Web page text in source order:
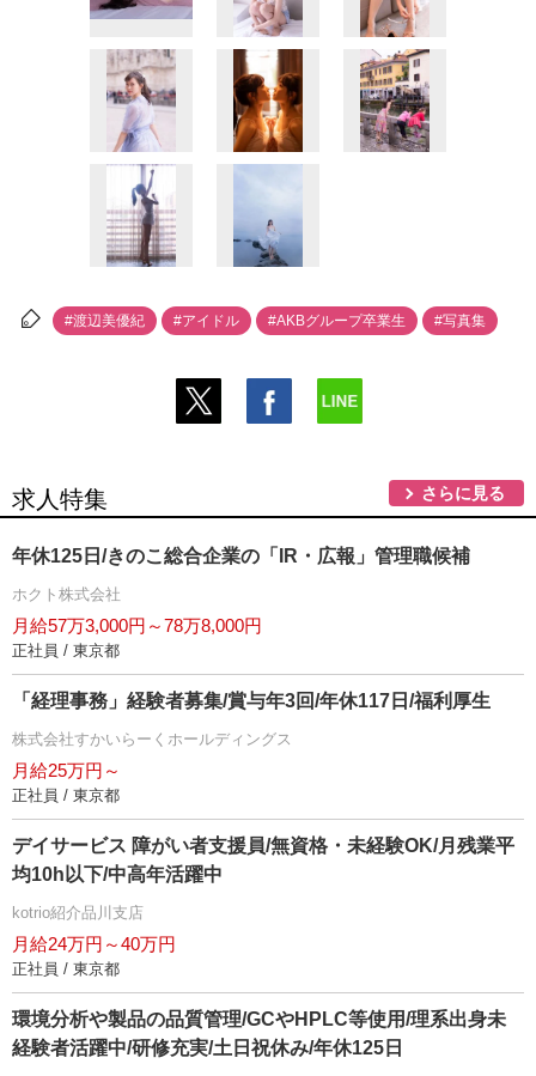
#渡辺美優紀 #アイドル #AKBグループ卒業生 #写真集
求人特集 さらに見る
年休125日/きのこ総合企業の「IR・広報」管理職候補
ホクト株式会社
月給57万3,000円～78万8,000円
正社員 / 東京都
「経理事務」経験者募集/賞与年3回/年休117日/福利厚生
株式会社すかいらーくホールディングス
月給25万円～
正社員 / 東京都
デイサービス 障がい者支援員/無資格・未経験OK/月残業平
均10h以下/中高年活躍中
kotrio紹介品川支店
月給24万円～40万円
正社員 / 東京都
環境分析や製品の品質管理/GCやHPLC等使用/理系出身未
経験者活躍中/研修充実/土日祝休み/年休125日